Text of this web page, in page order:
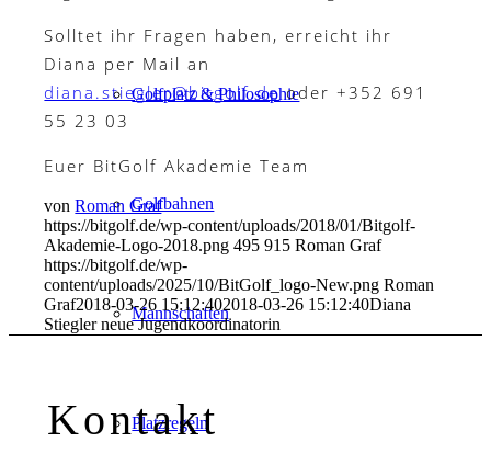
Golfplatz & Philosophie
Golfbahnen
Mannschaften
Platzregeln
Solltet ihr Fragen haben, erreicht ihr
Diana per Mail an
diana.stiegler@bitgolf.deoder +352 691
55 23 03
Euer BitGolf Akademie Team
vonRoman Graf
https://bitgolf.de/wp-content/uploads/2018/01/Bitgolf-
Akademie-Logo-2018.png 495 915 Roman Graf
https://bitgolf.de/wp-
content/uploads/2025/10/BitGolf_logo-New.png Roman
Graf2018-03-26 15:12:402018-03-26 15:12:40Diana
Stiegler neue Jugendkoordinatorin
Kontakt